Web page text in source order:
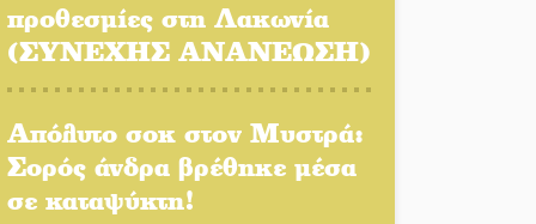
Τα Λαγκάδια κρατούν
Στους ρυθμούς της
Ελεωνόρας Ζουγανέλη το
προθεσμίες στη Λακωνία
(ΣΥΝΕΧΗΣ ΑΝΑΝΕΩΣΗ)
Απόλυτο σοκ στον Μυστρά:
Σορός άνδρα βρέθηκε μέσα
σε καταψύκτη!